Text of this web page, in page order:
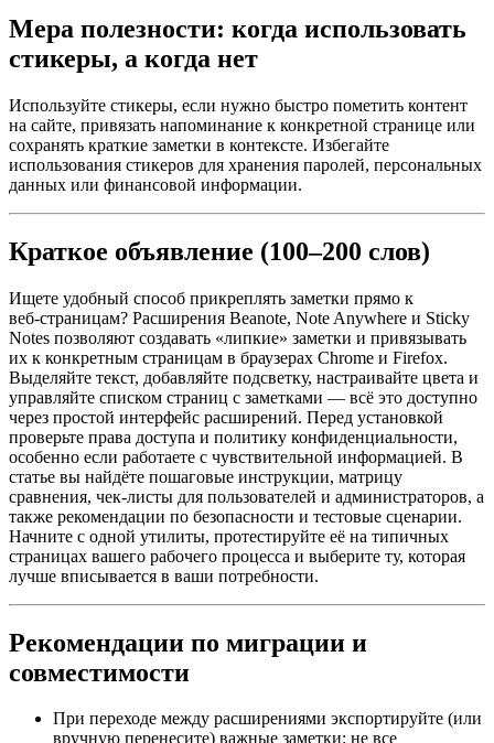
Мера полезности: когда использовать
стикеры, а когда нет
Используйте стикеры, если нужно быстро пометить контент
на сайте, привязать напоминание к конкретной странице или
сохранять краткие заметки в контексте. Избегайте
использования стикеров для хранения паролей, персональных
данных или финансовой информации.
Краткое объявление (100–200 слов)
Ищете удобный способ прикреплять заметки прямо к
веб‑страницам? Расширения Beanote, Note Anywhere и Sticky
Notes позволяют создавать «липкие» заметки и привязывать
их к конкретным страницам в браузерах Chrome и Firefox.
Выделяйте текст, добавляйте подсветку, настраивайте цвета и
управляйте списком страниц с заметками — всё это доступно
через простой интерфейс расширений. Перед установкой
проверьте права доступа и политику конфиденциальности,
особенно если работаете с чувствительной информацией. В
статье вы найдёте пошаговые инструкции, матрицу
сравнения, чек‑листы для пользователей и администраторов, а
также рекомендации по безопасности и тестовые сценарии.
Начните с одной утилиты, протестируйте её на типичных
страницах вашего рабочего процесса и выберите ту, которая
лучше вписывается в ваши потребности.
Рекомендации по миграции и
совместимости
При переходе между расширениями экспортируйте (или
вручную перенесите) важные заметки: не все